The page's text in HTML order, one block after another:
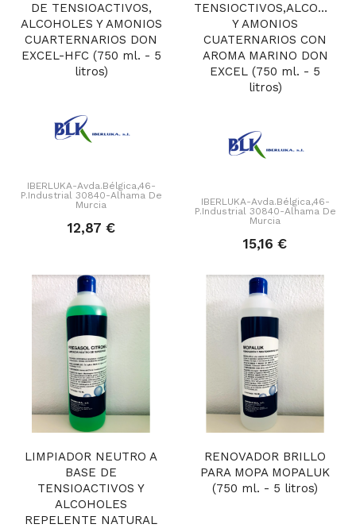
DE TENSIOACTIVOS,
ALCOHOLES Y AMONIOS
CUARTERNARIOS DON
EXCEL-HFC (750 ml. - 5
litros)
IBERLUKA-Avda.Bélgica,46-
P.Industrial 30840-Alhama De
Murcia
12,87 €
Y AMONIOS
CUATERNARIOS CON
AROMA MARINO DON
EXCEL (750 ml. - 5
litros)
IBERLUKA-Avda.Bélgica,46-
P.Industrial 30840-Alhama De
Murcia
15,16 €
LIMPIADOR NEUTRO A
BASE DE
TENSIOACTIVOS Y
ALCOHOLES
REPELENTE NATURAL
RENOVADOR BRILLO
PARA MOPA MOPALUK
(750 ml. - 5 litros)